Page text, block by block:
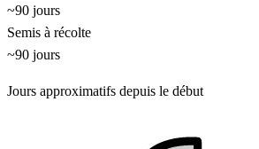
~90 jours
Semis à récolte
~90 jours
Jours approximatifs depuis le début